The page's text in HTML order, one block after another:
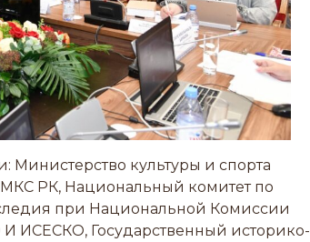
культуры и спорта
МКС РК, Национальный комитет по
при Национальной Комиссии
ИСЕСКО, Государственный историко-